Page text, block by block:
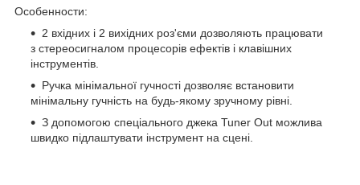
Особенности:
2 вхідних і 2 вихідних роз'єми дозволяють працювати
з стереосигналом процесорів ефектів і клавішних
інструментів.
Ручка мінімальної гучності дозволяє встановити
мінімальну гучність на будь-якому зручному рівні.
З допомогою спеціального джека Tuner Out можлива
швидко підлаштувати інструмент на сцені.